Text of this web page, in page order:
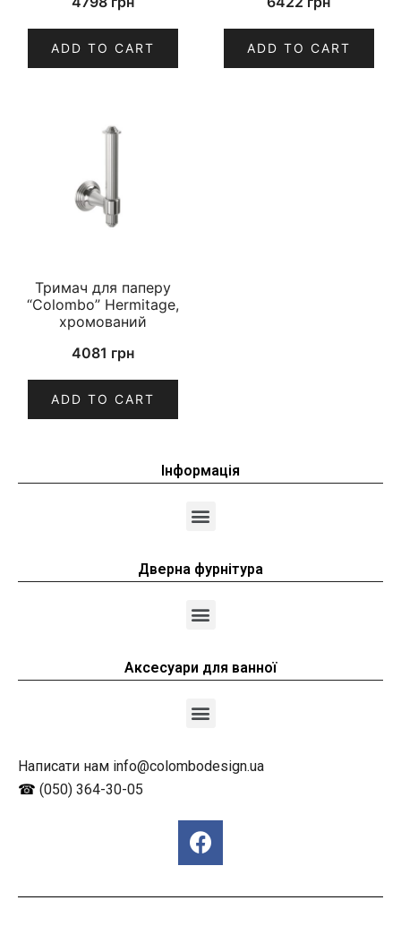
ADD TO CART ADD TO CART
Тримач для паперу
“Colombo” Hermitage,
хромований
4081 грн
ADD TO CART
Інформація
Дверна фурнітура
Аксесуари для ванної
Написати нам info@colombodesign.ua
☎ (050) 364-30-05